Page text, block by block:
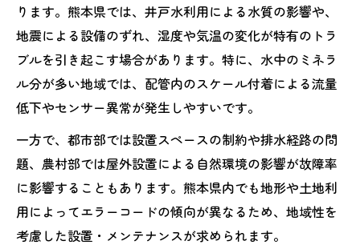
ります。熊本県では、井戸水利用による水質の影響や、
地震による設備のずれ、湿度や気温の変化が特有のトラ
ブルを引き起こす場合があります。特に、水中のミネラ
ル分が多い地域では、配管内のスケール付着による流量
低下やセンサー異常が発生しやすいです。
一方で、都市部では設置スペースの制約や排水経路の問
題、農村部では屋外設置による自然環境の影響が故障率
に影響することもあります。熊本県内でも地形や土地利
用によってエラーコードの傾向が異なるため、地域性を
考慮した設置・メンテナンスが求められます。